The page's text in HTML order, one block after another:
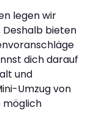
legen wir
bieten
dich darauf
und
Umzug von
möglich